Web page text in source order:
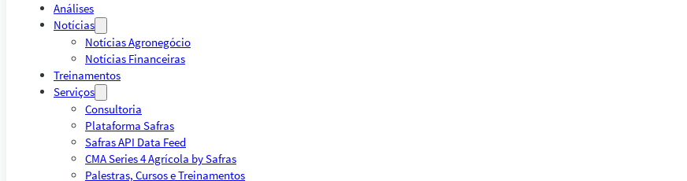
Análises
Notícias
Notícias Agronegócio
Notícias Financeiras
Treinamentos
Serviços
Consultoria
Plataforma Safras
Safras API Data Feed
CMA Series 4 Agrícola by Safras
Palestras, Cursos e Treinamentos